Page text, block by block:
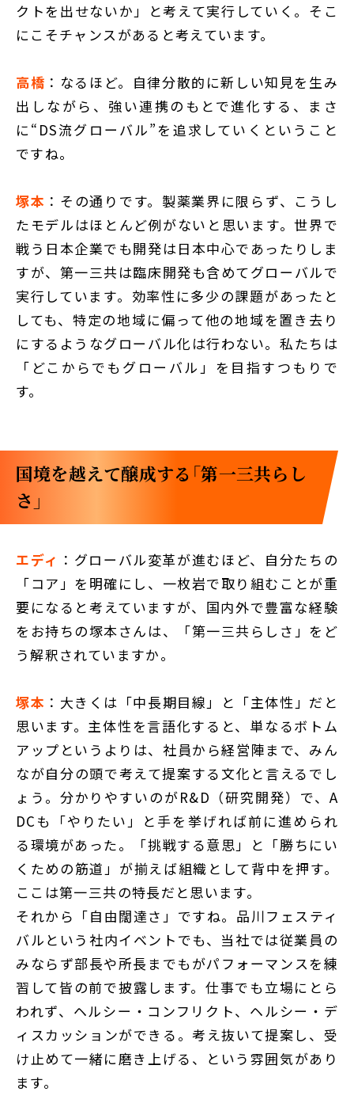
クトを出せないか」と考えて実行していく。そこ
にこそチャンスがあると考えています。
高橋 ：なるほど。自律分散的に新しい知見を生み
出しながら、強い連携のもとで進化する、まさ
に“DS流グローバル”を追求していくということ
ですね。
塚本 ：その通りです。製薬業界に限らず、こうし
たモデルはほとんど例がないと思います。世界で
戦う日本企業でも開発は日本中心であったりしま
すが、第一三共は臨床開発も含めてグローバルで
実行しています。効率性に多少の課題があったと
しても、特定の地域に偏って他の地域を置き去り
にするようなグローバル化は行わない。私たちは
「どこからでもグローバル」を目指すつもりで
す。
国境を越えて醸成する「第一三共らし
さ」
エディ ：グローバル変革が進むほど、自分たちの
「コア」を明確にし、一枚岩で取り組むことが重
要になると考えていますが、国内外で豊富な経験
をお持ちの塚本さんは、「第一三共らしさ」をど
う解釈されていますか。
塚本 ：大きくは「中長期目線」と「主体性」だと
思います。主体性を言語化すると、単なるボトム
アップというよりは、社員から経営陣まで、みん
なが自分の頭で考えて提案する文化と言えるでし
ょう。分かりやすいのがR&D（研究開発）で、A
DCも「やりたい」と手を挙げれば前に進められ
る環境があった。「挑戦する意思」と「勝ちにい
くための筋道」が揃えば組織として背中を押す。
ここは第一三共の特長だと思います。
それから「自由闊達さ」ですね。品川フェスティ
バルという社内イベントでも、当社では従業員の
みならず部長や所長までもがパフォーマンスを練
習して皆の前で披露します。仕事でも立場にとら
われず、ヘルシー・コンフリクト、ヘルシー・デ
ィスカッションができる。考え抜いて提案し、受
け止めて一緒に磨き上げる、という雰囲気があり
ます。